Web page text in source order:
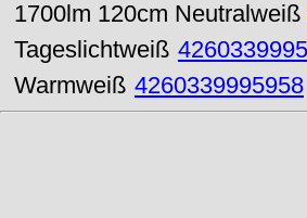
1700lm 120cm Neutralweiß
Tageslichtweiß
Warmweiß 4260339995958